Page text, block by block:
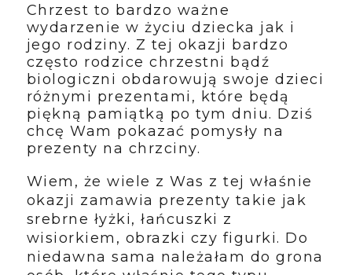
Chrzest to bardzo ważne
wydarzenie w życiu dziecka jak i
jego rodziny. Z tej okazji bardzo
często rodzice chrzestni bądź
biologiczni obdarowują swoje dzieci
różnymi prezentami, które będą
piękną pamiątką po tym dniu. Dziś
chcę Wam pokazać pomysły na
prezenty na chrzciny.
Wiem, że wiele z Was z tej właśnie
okazji zamawia prezenty takie jak
srebrne łyżki, łańcuszki z
wisiorkiem, obrazki czy figurki. Do
niedawna sama należałam do grona